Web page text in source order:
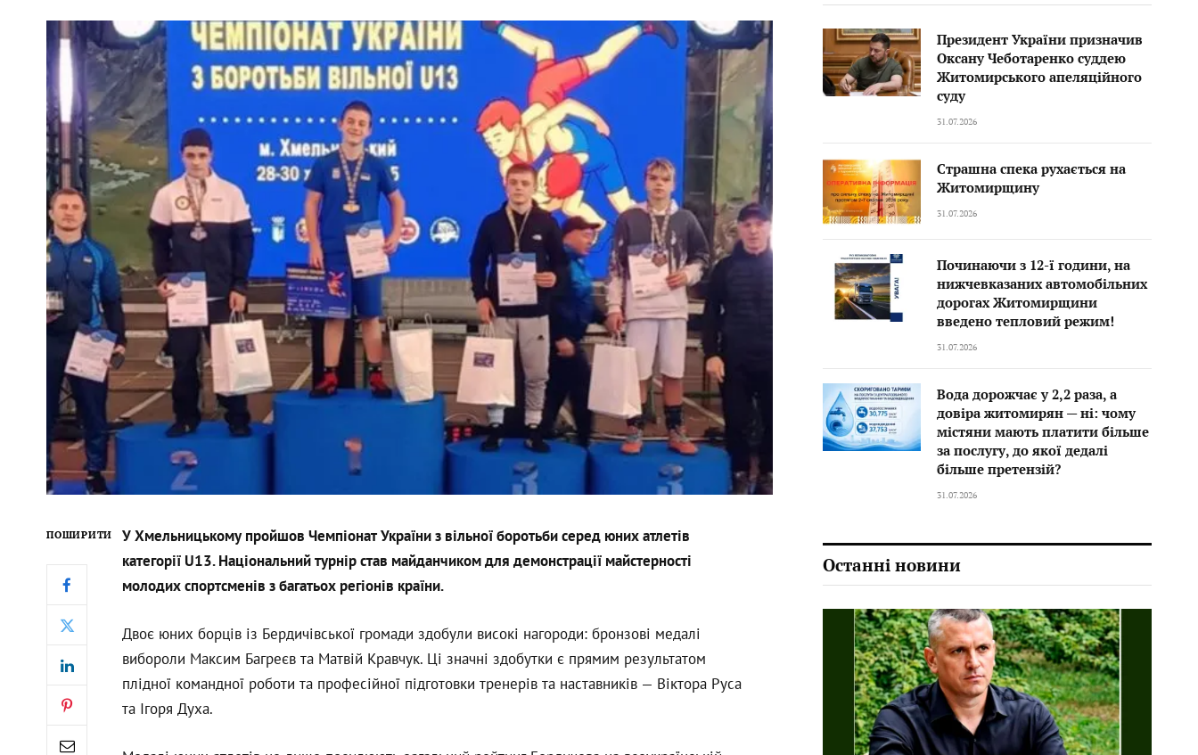
ПОШИРИТИ
У Хмельницькому пройшов Чемпіонат України з вільної боротьби серед юних атлетів
категорії U13. Національний турнір став майданчиком для демонстрації майстерності
молодих спортсменів з багатьох регіонів країни.
Двоє юних борців із Бердичівської громади здобули високі нагороди: бронзові медалі
вибороли Максим Багреєв та Матвій Кравчук. Ці значні здобутки є прямим результатом
плідної командної роботи та професійної підготовки тренерів та наставників — Віктора Руса
та Ігоря Духа.
Президент України призначив
Оксану Чеботаренко суддею
Житомирського апеляційного
суду
31.07.2026
Страшна спека рухається на
Житомирщину
31.07.2026
Починаючи з 12-ї години, на
нижчевказаних автомобільних
дорогах Житомирщини
введено тепловий режим!
31.07.2026
Вода дорожчає у 2,2 раза, а
довіра житомирян — ні: чому
містяни мають платити більше
за послугу, до якої дедалі
більше претензій?
31.07.2026
Останні новини